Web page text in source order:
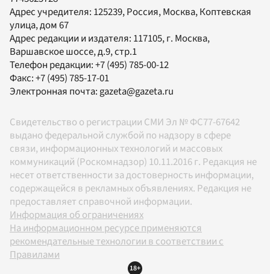
Адрес учредителя: 125239, Россия, Москва, Коптевская
улица, дом 67
Адрес редакции и издателя: 117105, г. Москва,
Варшавское шоссе, д.9, стр.1
Телефон редакции:+7 (495) 785-00-12
Факс:+7 (495) 785-17-01
Электронная почта:gazeta@gazeta.ru
Свидетельство о регистрации СМИ Эл № ФС77-67642
выдано федеральной службой по надзору в сфере
связи, информационных технологий и массовых
коммуникаций (Роскомнадзор) 10.11.2016 г. Редакция не
несет ответственности за достоверность информации,
содержащейся в рекламных объявлениях. Редакция не
предоставляет справочной информации.
Информация об ограничениях
На информационном ресурсе применяются
рекомендательные технологии в соответствии с
Правилами
18+